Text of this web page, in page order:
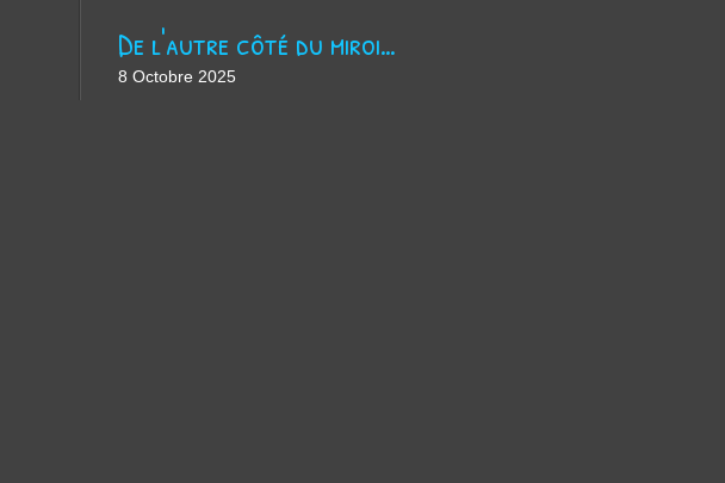
De l'autre côté du miroir - chanson suno ai
8 Octobre 2025